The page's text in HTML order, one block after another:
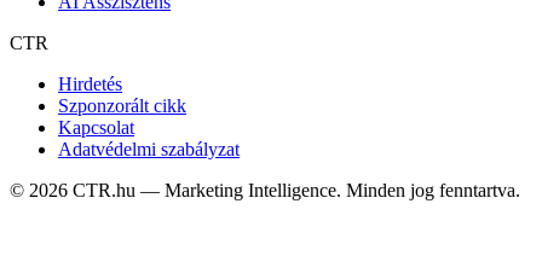
CTR
Hirdetés
Szponzorált cikk
Kapcsolat
Adatvédelmi szabályzat
© 2026 CTR.hu — Marketing Intelligence. Minden jog fenntartva.